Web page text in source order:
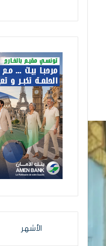
الأشهر